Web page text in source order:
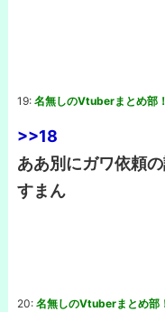
19: 名無しのVtuberまとめ部！
>>18
ああ別にガワ依頼
すまん
20: 名無しのVtuberまとめ部！